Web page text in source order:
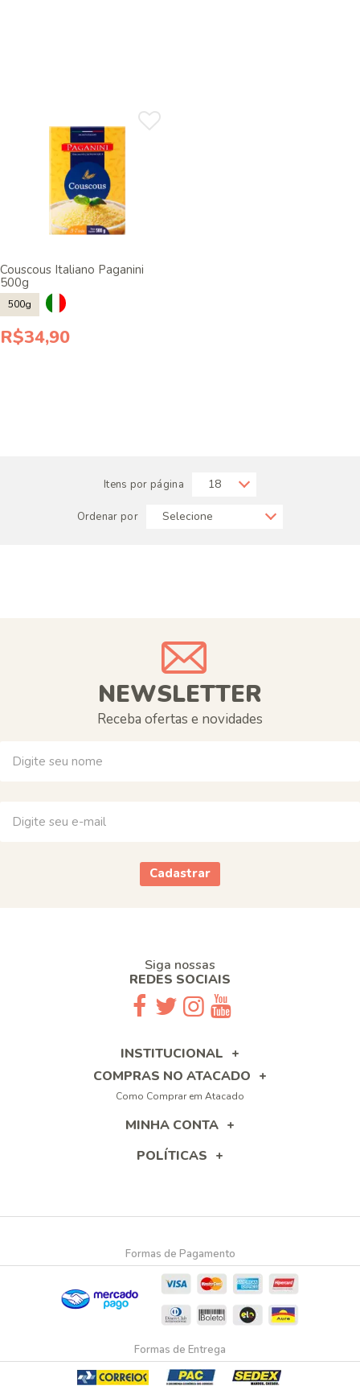
Couscous Italiano Paganini
500g
500g
R$34,90
Itens por página
Ordenar por
NEWSLETTER
Receba ofertas e novidades
Cadastrar
Siga nossas
REDES SOCIAIS
INSTITUCIONAL
COMPRAS NO ATACADO
Como Comprar em Atacado
MINHA CONTA
POLÍTICAS
Formas de Pagamento
Formas de Entrega